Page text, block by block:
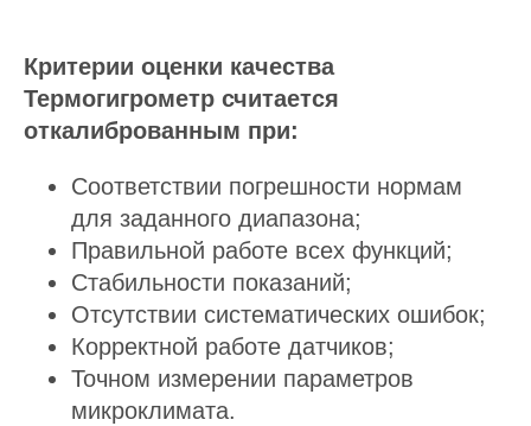
Критерии оценки качества
Термогигрометр считается
откалиброванным при:
Соответствии погрешности нормам
для заданного диапазона;
Правильной работе всех функций;
Стабильности показаний;
Отсутствии систематических ошибок;
Корректной работе датчиков;
Точном измерении параметров
микроклимата.